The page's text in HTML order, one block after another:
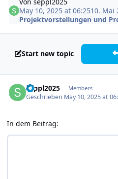
May 10, 2025 at 06:2510. Mai
Projektvorstellungen und
Start new topic
seppl2025 Members
Geschrieben May 10, 2025 at
In dem Beitrag: